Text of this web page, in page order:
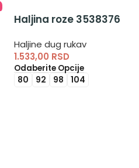
Haljina roze 3538376
Haljine dug rukav
1.533,00 RSD
Odaberite Opcije
80 92 98 104